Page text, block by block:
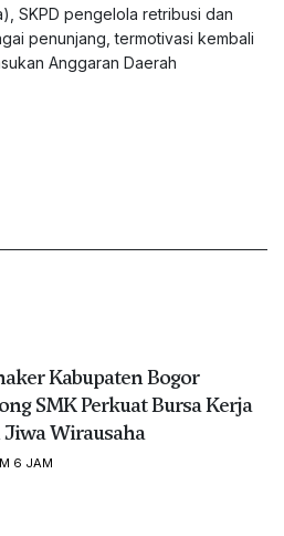
SKPD pengelola retribusi dan
penunjang, termotivasi kembali
Anggaran Daerah
Kabupaten Bogor
SMK Perkuat Bursa Kerja
Wirausaha
6 JAM